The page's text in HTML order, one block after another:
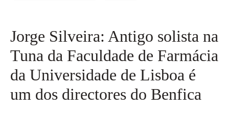
Jorge Silveira: Antigo solista na
Tuna da Faculdade de Farmácia
da Universidade de Lisboa é
um dos directores do Benfica